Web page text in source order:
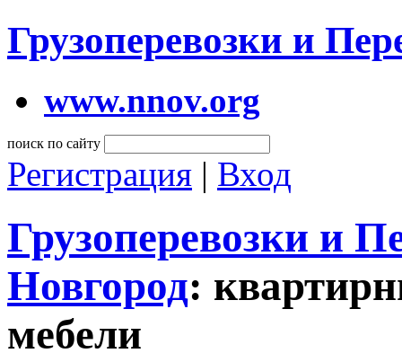
Грузоперевозки и
www.nnov.org
поиск по сайту
Регистрация | Вход
Грузоперевозки и
Новгород:
мебели